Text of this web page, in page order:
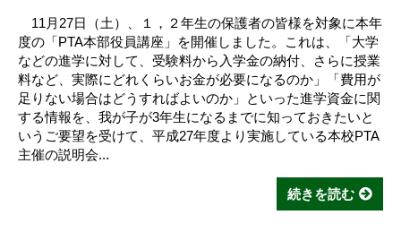
11月27日（土）、１，２年生の保護者の皆様を対象に本年
度の「PTA本部役員講座」を開催しました。これは、「大学
などの進学に対して、受験料から入学金の納付、さらに授業
料など、実際にどれくらいお金が必要になるのか」「費用が
足りない場合はどうすればよいのか」といった進学資金に関
する情報を、我が子が3年生になるまでに知っておきたいと
いうご要望を受けて、平成27年度より実施している本校PTA
主催の説明会...
続きを読む